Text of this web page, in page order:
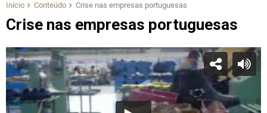
Início Conteúdo Crise nas empresas portuguesas
Crise nas empresas portuguesas